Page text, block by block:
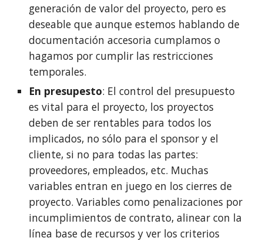
generación de valor del proyecto, pero es
deseable que aunque estemos hablando de
documentación accesoria cumplamos o
hagamos por cumplir las restricciones
temporales.
En presupesto: El control del presupuesto
es vital para el proyecto, los proyectos
deben de ser rentables para todos los
implicados, no sólo para el sponsor y el
cliente, si no para todas las partes:
proveedores, empleados, etc. Muchas
variables entran en juego en los cierres de
proyecto. Variables como penalizaciones por
incumplimientos de contrato, alinear con la
línea base de recursos y ver los criterios